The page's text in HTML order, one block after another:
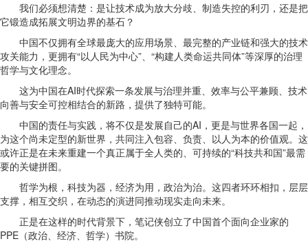
我们必须想清楚：是让技术成为放大分歧、制造失控的利刃，还是把
它锻造成拓展文明边界的基石？
中国不仅拥有全球最庞大的应用场景、最完整的产业链和强大的技术
攻关能力，更拥有“以人民为中心”、“构建人类命运共同体”等深厚的治理
哲学与文化理念。
这为中国在AI时代探索一条发展与治理并重、效率与公平兼顾、技术
向善与安全可控相结合的新路，提供了独特可能。
中国的责任与实践，将不仅是发展自己的AI，更是与世界各国一起，
为这个尚未定型的新世界，共同注入包容、负责、以人为本的价值观。这
或许正是在未来重建一个真正属于全人类的、可持续的“科技共和国”最需
要的关键拼图。
哲学为根，科技为器，经济为用，政治为治。这四者环环相扣，层层
支撑，相互交织，在动态的演进同推动现实走向未来。
正是在这样的时代背景下，笔记侠创立了中国首个面向企业家的
PPE（政治、经济、哲学）书院。